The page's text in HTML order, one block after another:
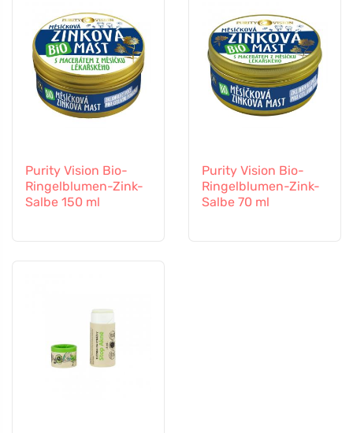
Purity Vision Bio-
Ringelblumen-Zink-
Salbe 150 ml
Purity Vision Bio-
Ringelblumen-Zink-
Salbe 70 ml